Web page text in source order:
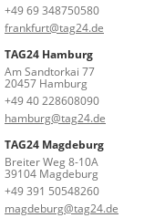
+49 69 348750580
frankfurt@tag24.de
TAG24 Hamburg
Am Sandtorkai 77
20457 Hamburg
+49 40 228608090
hamburg@tag24.de
TAG24 Magdeburg
Breiter Weg 8-10A
39104 Magdeburg
+49 391 50548260
magdeburg@tag24.de